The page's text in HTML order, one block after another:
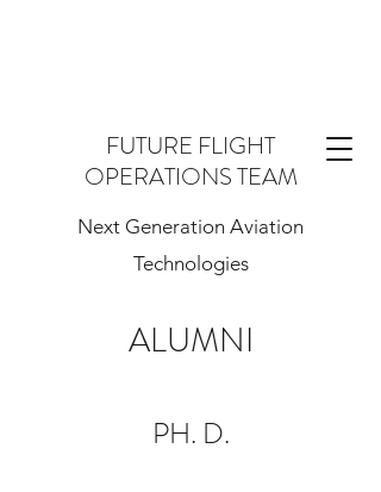
FUTURE FLIGHT
OPERATIONS TEAM
Next Generation Aviation
Technologies
ALUMNI
PH. D.